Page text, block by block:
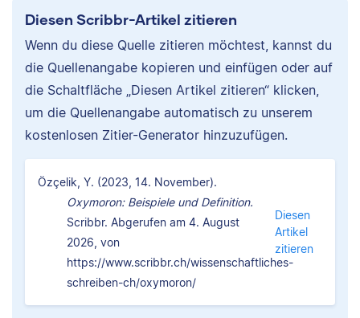
Diesen Scribbr-Artikel zitieren
Wenn du diese Quelle zitieren möchtest, kannst du
die Quellenangabe kopieren und einfügen oder auf
die Schaltfläche „Diesen Artikel zitieren“ klicken,
um die Quellenangabe automatisch zu unserem
kostenlosen Zitier-Generator hinzuzufügen.
Özçelik, Y. (2023, 14. November).
Oxymoron: Beispiele und Definition.
Scribbr. Abgerufen am 4. August
2026, von
https://www.scribbr.ch/wissenschaftliches-
schreiben-ch/oxymoron/
Diesen
Artikel
zitieren